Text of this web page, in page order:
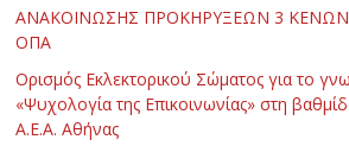
ΑΝΑΚΟΙΝΩΣΗΣ ΠΡΟΚΗΡΥΞΕΩΝ 3
ΟΠΑ
Ορισμός Εκλεκτορικού Σώματος για το
«Ψυχολογία της Επικοινωνίας» στη
Α.Ε.Α. Αθήνας